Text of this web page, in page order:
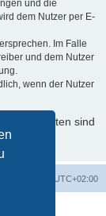
und die
dem Nutzer per E-
Im Falle
und dem Nutzer
wenn der Nutzer
Daten sind
UTC+02:00